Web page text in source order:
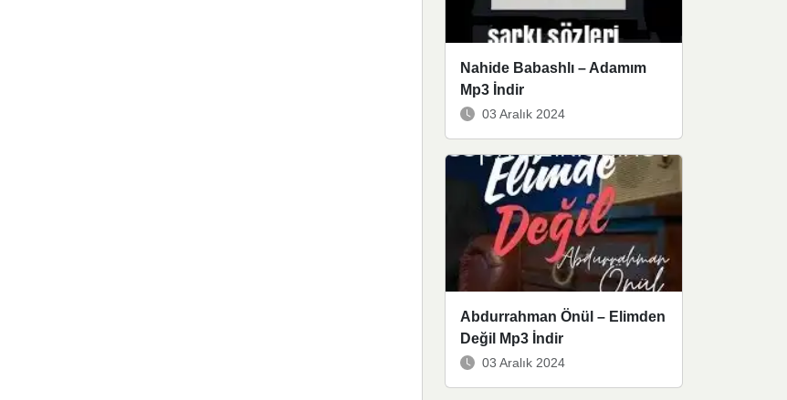
Nahide Babashlı – Adamım
Mp3 İndir
03 Aralık 2024
Abdurrahman Önül – Elimden
Değil Mp3 İndir
03 Aralık 2024